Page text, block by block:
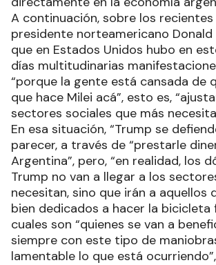
A continuación, sobre los
presidente norteamericano Donald
que en Estados Unidos hubo en
días multitudinarias
“porque la gente está cansada de
que hace Milei acá”, esto es,
sectores sociales que más
En esa situación, “Trump se
parecer, a través de “prestarle
Argentina”, pero, “en realidad, los
Trump no van a llegar a los
necesitan, sino que irán a aquellos
bien dedicados a hacer la bicicleta
cuales son “quienes se van a
siempre con este tipo de
lamentable lo que está